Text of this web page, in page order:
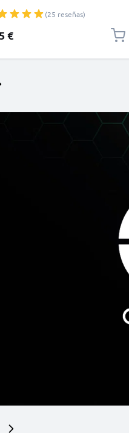
Cable de carga 2A negro
(25 reseñas)
€